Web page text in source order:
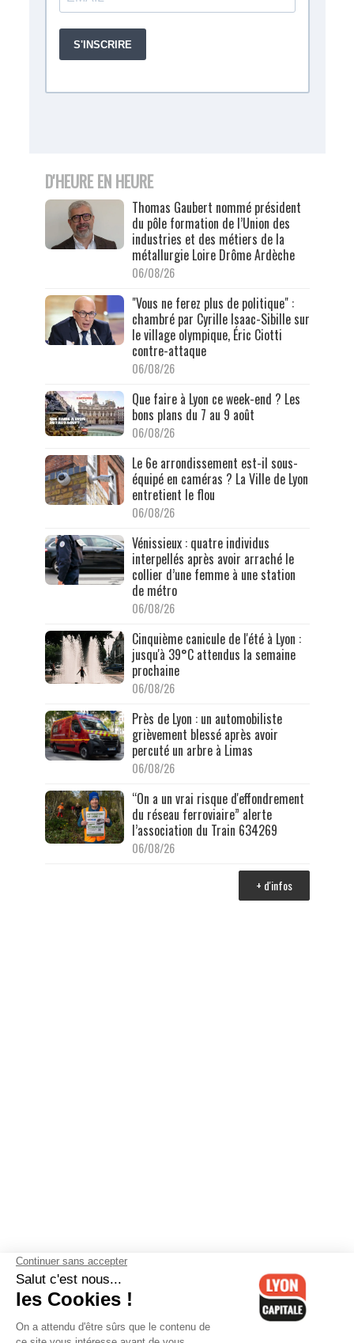
D'HEURE EN HEURE
Thomas Gaubert nommé président
du pôle formation de l’Union des
industries et des métiers de la
métallurgie Loire Drôme Ardèche
06/08/26
"Vous ne ferez plus de politique" :
chambré par Cyrille Isaac-Sibille sur
le village olympique, Éric Ciotti
contre-attaque
06/08/26
Que faire à Lyon ce week-end ? Les
bons plans du 7 au 9 août
06/08/26
Le 6e arrondissement est-il sous-
équipé en caméras ? La Ville de Lyon
entretient le flou
06/08/26
Vénissieux : quatre individus
interpellés après avoir arraché le
collier d’une femme à une station
de métro
06/08/26
Cinquième canicule de l'été à Lyon :
jusqu'à 39°C attendus la semaine
prochaine
06/08/26
Près de Lyon : un automobiliste
grièvement blessé après avoir
percuté un arbre à Limas
06/08/26
“On a un vrai risque d'effondrement
du réseau ferroviaire” alerte
l’association du Train 634269
06/08/26
+ d'infos